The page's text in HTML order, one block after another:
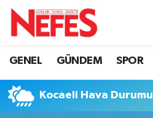
GENEL GÜNDEM SPOR
Kocaeli Hava Durumu
Hava Durumu
Namaz Vakitleri